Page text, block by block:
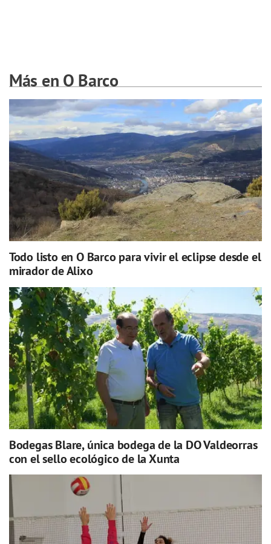
Más en O Barco
Todo listo en O Barco para vivir el eclipse desde el
mirador de Alixo
Bodegas Blare, única bodega de la DO Valdeorras
con el sello ecológico de la Xunta